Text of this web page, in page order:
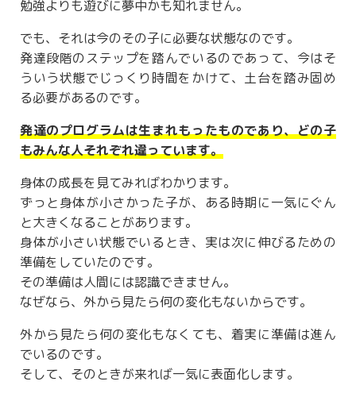
勉強よりも遊びに夢中かも知れません。
でも、それは今のその子に必要な状態なのです。
発達段階のステップを踏んでいるのであって、今はそ
ういう状態でじっくり時間をかけて、土台を踏み固め
る必要があるのです。
発達のプログラムは生まれもったものであり、どの子
もみんな人それぞれ違っています。
身体の成長を見てみればわかります。
ずっと身体が小さかった子が、ある時期に一気にぐん
と大きくなることがあります。
身体が小さい状態でいるとき、実は次に伸びるための
準備をしていたのです。
その準備は人間には認識できません。
なぜなら、外から見たら何の変化もないからです。
外から見たら何の変化もなくても、着実に準備は進ん
でいるのです。
そして、そのときが来れば一気に表面化します。